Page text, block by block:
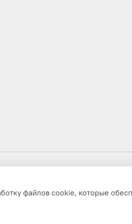
файлов cookie, которые